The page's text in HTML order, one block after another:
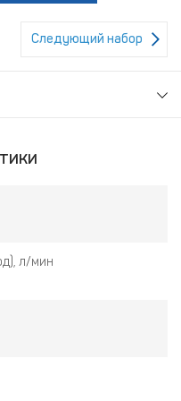
Следующий набор
л/мин